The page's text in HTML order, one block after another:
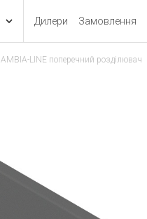
Дилери Замовлення
AMBIA-LINE поперечний розділювач